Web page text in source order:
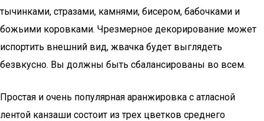
тычинками, стразами, камнями, бисером, бабочками и
божьими коровками. Чрезмерное декорирование может
испортить внешний вид, жвачка будет выглядеть
безвкусно. Вы должны быть сбалансированы во всем.
Простая и очень популярная аранжировка с атласной
лентой канзаши состоит из трех цветков среднего